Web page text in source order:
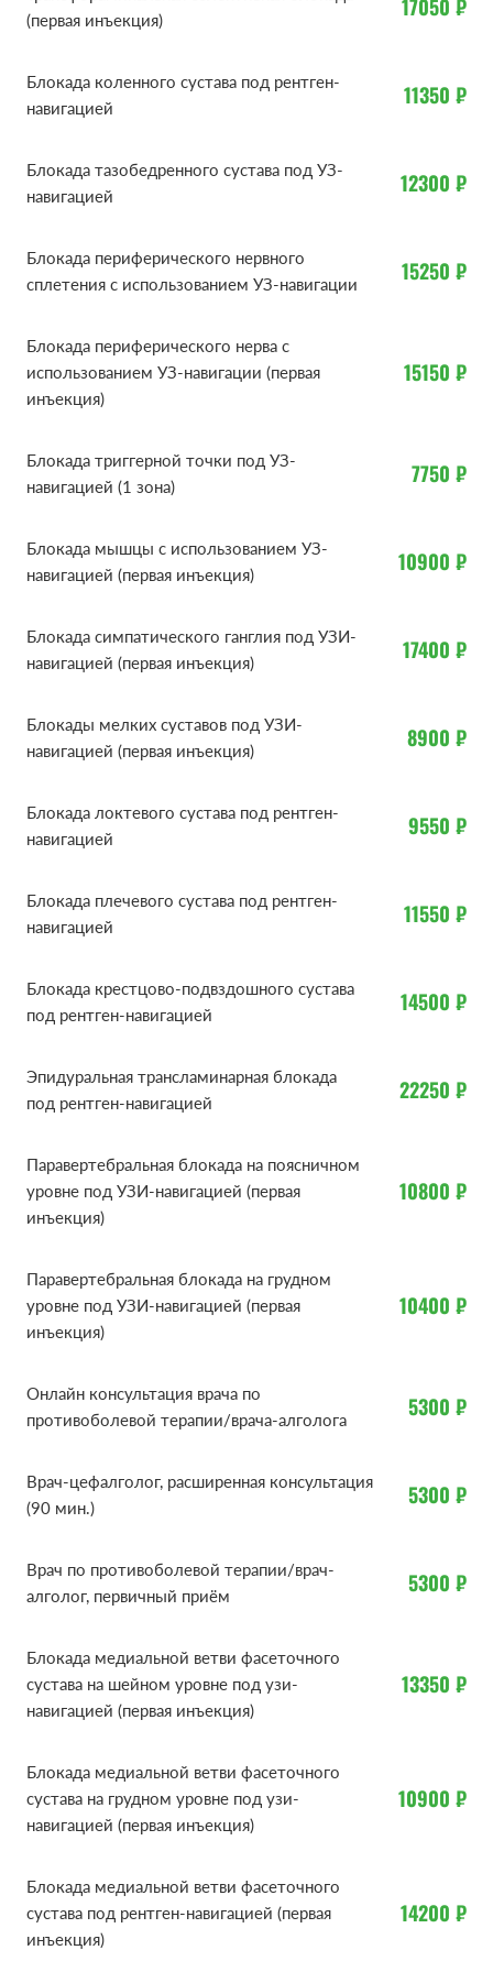
блокад. Ориентировочное количество блокад, а
также интервалы между уколами определяет
наличие необратимых изменений. Чем тяжелее
состояние, тем больше требуется инъекций. Однако
одним пациентам нужна большая, другим – меньшая
кратность проведения процедуры.
КОГДА НАЗНАЧАЮТ ЛЕЧЕБНУЮ
других терапевтических манипуляций, а также в
случаях выраженной болевой симптоматики.
К показаниям для введения обезболивающего и
противовоспалительного лекарства можно отнести:
боли в спине и шее при остеохондрозе;
боли при протрузиях и грыжах дисков
позвоночника;
артриты — ревматоидный, реактивный,
деформирующий и другие;
артрозы;
контрактуры мышц, суставов;
сдавления корешков нервов;
другие болезненные состояния, проявляющиеся
спазмом мышц, местным воспалением и болью.
НАУЧНЫЙ ПОДХОД
на лечении боли. Мы ведем серьезную работу в
области изучения терапии боли, передаем свои
в работе самое современное оборудование,
методики, зарекомендовавшие себя в клиниках
Европы, Израиля и США.
КАК ПРОВОДИТСЯ БЛОКАДА
Лекарственный препарат вводится непосредственно
в очаг боли, поэтому эффект наступает очень быстро.
(первая инъекция)
17050 ₽
Блокада коленного сустава под рентген-
навигацией
11350 ₽
Блокада тазобедренного сустава под УЗ-
навигацией
12300 ₽
Блокада периферического нервного
сплетения с использованием УЗ-навигации
15250 ₽
Блокада периферического нерва с
использованием УЗ-навигации (первая
инъекция)
15150 ₽
Блокада триггерной точки под УЗ-
навигацией (1 зона)
7750 ₽
Блокада мышцы с использованием УЗ-
навигацией (первая инъекция)
10900 ₽
Блокада симпатического ганглия под УЗИ-
навигацией (первая инъекция)
17400 ₽
Блокады мелких суставов под УЗИ-
навигацией (первая инъекция)
8900 ₽
Блокада локтевого сустава под рентген-
навигацией
9550 ₽
Блокада плечевого сустава под рентген-
навигацией
11550 ₽
Блокада крестцово-подвздошного сустава
под рентген-навигацией
14500 ₽
Эпидуральная трансламинарная блокада
под рентген-навигацией
22250 ₽
Паравертебральная блокада на поясничном
уровне под УЗИ-навигацией (первая
инъекция)
10800 ₽
Паравертебральная блокада на грудном
уровне под УЗИ-навигацией (первая
инъекция)
10400 ₽
Онлайн консультация врача по
противоболевой терапии/врача-алголога
5300 ₽
Врач-цефалголог, расширенная консультация
(90 мин.)
5300 ₽
Врач по противоболевой терапии/врач-
алголог, первичный приём
5300 ₽
Блокада медиальной ветви фасеточного
сустава на шейном уровне под узи-
навигацией (первая инъекция)
13350 ₽
Блокада медиальной ветви фасеточного
сустава на грудном уровне под узи-
навигацией (первая инъекция)
10900 ₽
Блокада медиальной ветви фасеточного
сустава под рентген-навигацией (первая
инъекция)
14200 ₽